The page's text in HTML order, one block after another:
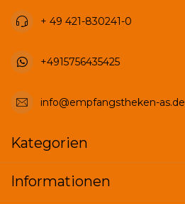
+ 49 421-830241-0
+4915756435425
info@empfangstheken-as.de
Kategorien
Informationen